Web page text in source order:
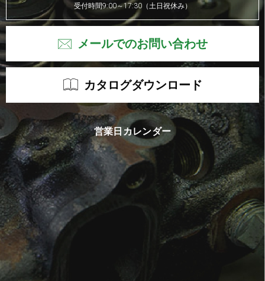
受付時間9:00～17:30（土日祝休み）
メールでのお問い合わせ
カタログダウンロード
営業日カレンダー